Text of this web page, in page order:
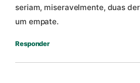
seriam, miseravelmente, duas
um empate.
Responder